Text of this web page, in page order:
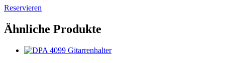
Reservieren
Ähnliche Produkte